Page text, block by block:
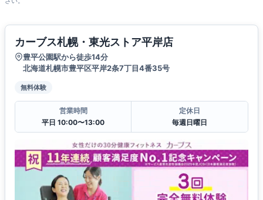
カーブス札幌・東光ストア平岸店
豊平公園駅から徒歩14分
北海道札幌市豊平区平岸2条7丁目4番35号
無料体験
営業時間
平日 10:00〜13:00
定休日
毎週日曜日